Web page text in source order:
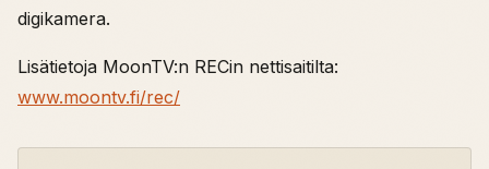
digikamera.
Lisätietoja MoonTV:n RECin nettisaitilta:
www.moontv.fi/rec/